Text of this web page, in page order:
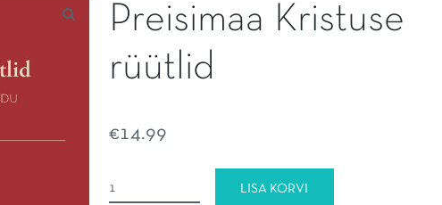
Preisimaa Kristuse
rüütlid
€14.99
Preisimaa
LISA KORVI